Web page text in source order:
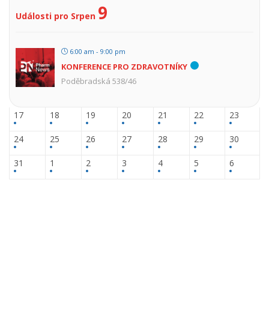
Události pro Srpen 9
6:00 am - 9:00 pm
KONFERENCE PRO ZDRAVOTNÍKY
Poděbradská 538/46
17 18 19 20 21 22 23
24 25 26 27 28 29 30
31 1 2 3 4 5 6